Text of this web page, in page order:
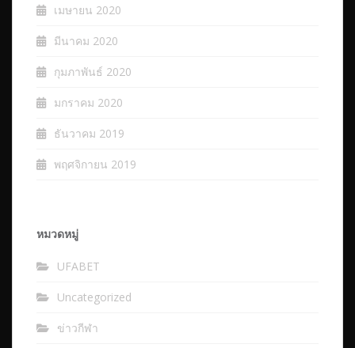
เมษายน 2020
มีนาคม 2020
กุมภาพันธ์ 2020
มกราคม 2020
ธันวาคม 2019
พฤศจิกายน 2019
หมวดหมู่
UFABET
Uncategorized
ข่าวกีฬา